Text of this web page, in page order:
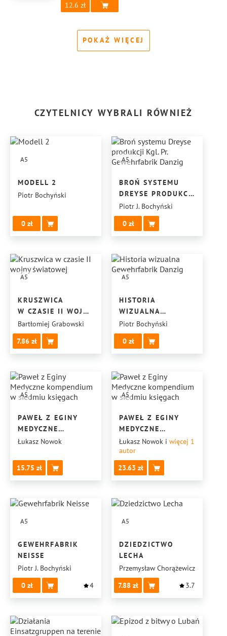
12.6
POKAŻ WIĘCEJ
CZYTELNICY WYBRALI RÓWNIEŻ
A5
MODELL 2
Piotr Bochyński
0
A5
BROŃ SYSTEMU
DREYSE PRODUKCJI
KGL. PR.
GEWEHRFABRIK
DANZIG
Piotr J. Bochyński
0
A5
KRUSZWICA
W CZASIE II WOJNY
ŚWIATOWEJ
Bartłomiej Grabowski
7.86
A5
HISTORIA
WIZUALNA
GEWEHRFABRIK
DANZIG
Piotr Bochyński
0
A5
PAWEŁ Z EGINY
MEDYCZNE
KOMPENDIUM
KSIĘGACH
Łukasz Nowok
15.75
A5
PAWEŁ Z EGINY
MEDYCZNE
KOMPENDIUM
W SIEDMIU
KSIĘGACH
Łukasz Nowok i więcej 1
autor
23.63
A5
GEWEHRFABRIK
NEISSE
Piotr J. Bochyński
0
4
A5
DZIEDZICTWO
LECHA
Przemysław Chorążewicz
7.88
3.7